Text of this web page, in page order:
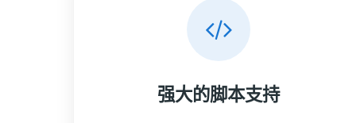
强大的脚本支持